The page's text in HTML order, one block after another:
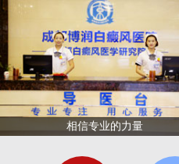
相信专业的力量